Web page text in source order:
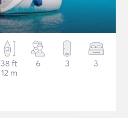
38 ft
12 m
6 3 3